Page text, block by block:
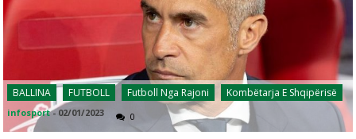
BALLINA FUTBOLL Futboll Nga Rajoni Kombëtarja E Shqipërisë
infosport -02/01/2023 0